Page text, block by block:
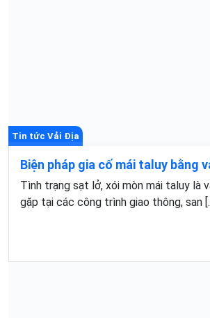
Tin tức Vải Địa
Biện pháp gia cố mái taluy bằng
Tình trạng sạt lở, xói mòn mái taluy là
gặp tại các công trình giao thông, san